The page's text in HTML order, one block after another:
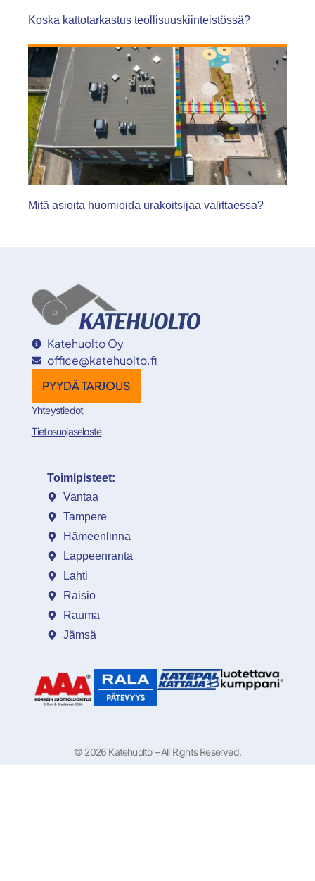
Koska kattotarkastus teollisuuskiinteistössä?
Mitä asioita huomioida urakoitsijaa valittaessa?
Katehuolto Oy
office@katehuolto.fi
PYYDÄ TARJOUS
Yhteystiedot
Tietosuojaseloste
Toimipisteet:
Vantaa
Tampere
Hämeenlinna
Lappeenranta
Lahti
Raisio
Rauma
Jämsä
© 2026 Katehuolto – All Rights Reserved.